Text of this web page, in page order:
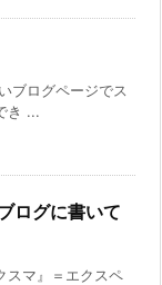
ブログページでス
き ...
ログに書いて
スマ』＝エクスペ